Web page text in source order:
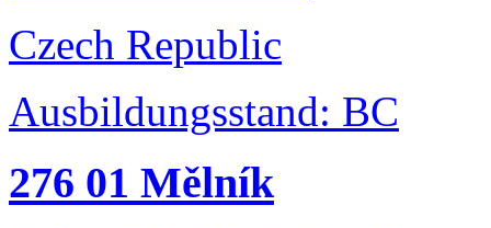
Czech Republic
Ausbildungsstand: BC
276 01 Mělník